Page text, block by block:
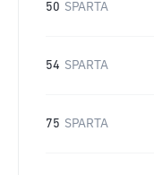
50 SPARTA
54 SPARTA
75 SPARTA